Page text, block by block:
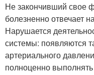
Не закончивший свое
болезненно отвечает
Нарушается
системы: появляются
артериального
полноценно